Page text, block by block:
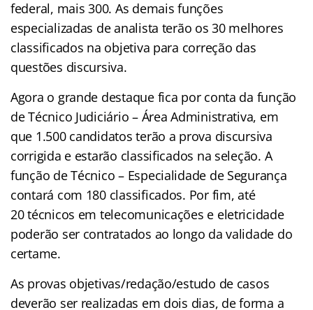
federal, mais 300. As demais funções
especializadas de analista terão os 30 melhores
classificados na objetiva para correção das
questões discursiva.
Agora o grande destaque fica por conta da função
de Técnico Judiciário – Área Administrativa, em
que 1.500 candidatos terão a prova discursiva
corrigida e estarão classificados na seleção. A
função de Técnico – Especialidade de Segurança
contará com 180 classificados. Por fim, até
20 técnicos em telecomunicações e eletricidade
poderão ser contratados ao longo da validade do
certame.
As provas objetivas/redação/estudo de casos
deverão ser realizadas em dois dias, de forma a